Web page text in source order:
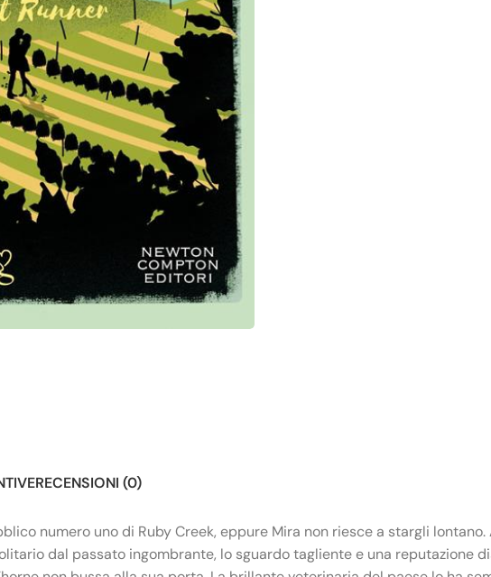
RECENSIONI (0)
numero uno di Ruby Creek, eppure Mira non riesce a stargli
dal passato ingombrante, lo sguardo tagliente e una reputazione